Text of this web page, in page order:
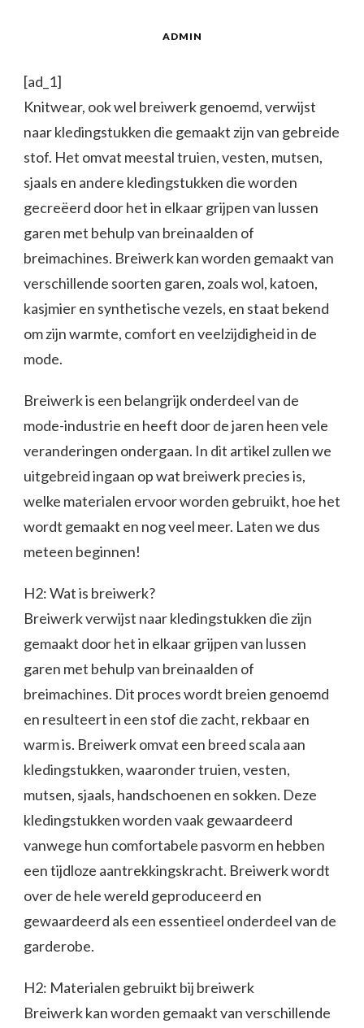
ADMIN
[ad_1]
Knitwear, ook wel breiwerk genoemd, verwijst
naar kledingstukken die gemaakt zijn van gebreide
stof. Het omvat meestal truien, vesten, mutsen,
sjaals en andere kledingstukken die worden
gecreëerd door het in elkaar grijpen van lussen
garen met behulp van breinaalden of
breimachines. Breiwerk kan worden gemaakt van
verschillende soorten garen, zoals wol, katoen,
kasjmier en synthetische vezels, en staat bekend
om zijn warmte, comfort en veelzijdigheid in de
mode.
Breiwerk is een belangrijk onderdeel van de
mode-industrie en heeft door de jaren heen vele
veranderingen ondergaan. In dit artikel zullen we
uitgebreid ingaan op wat breiwerk precies is,
welke materialen ervoor worden gebruikt, hoe het
wordt gemaakt en nog veel meer. Laten we dus
meteen beginnen!
H2: Wat is breiwerk?
Breiwerk verwijst naar kledingstukken die zijn
gemaakt door het in elkaar grijpen van lussen
garen met behulp van breinaalden of
breimachines. Dit proces wordt breien genoemd
en resulteert in een stof die zacht, rekbaar en
warm is. Breiwerk omvat een breed scala aan
kledingstukken, waaronder truien, vesten,
mutsen, sjaals, handschoenen en sokken. Deze
kledingstukken worden vaak gewaardeerd
vanwege hun comfortabele pasvorm en hebben
een tijdloze aantrekkingskracht. Breiwerk wordt
over de hele wereld geproduceerd en
gewaardeerd als een essentieel onderdeel van de
garderobe.
H2: Materialen gebruikt bij breiwerk
Breiwerk kan worden gemaakt van verschillende